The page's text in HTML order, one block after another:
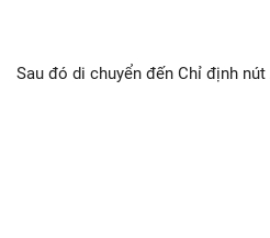
Sau đó di chuyển đến Chỉ định nút